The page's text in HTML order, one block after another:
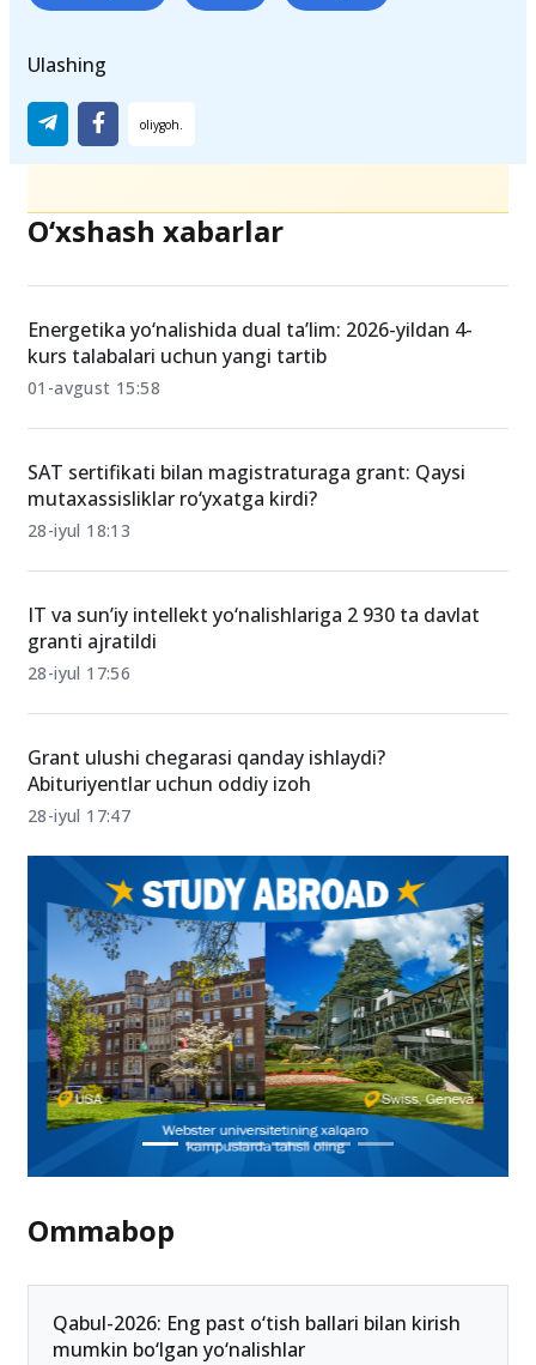
Ulashing
O‘xshash xabarlar
Energetika yo‘nalishida dual ta’lim: 2026-yildan 4-
kurs talabalari uchun yangi tartib
01-avgust 15:58
SAT sertifikati bilan magistraturaga grant: Qaysi
mutaxassisliklar ro‘yxatga kirdi?
28-iyul 18:13
IT va sun’iy intellekt yo‘nalishlariga 2 930 ta davlat
granti ajratildi
28-iyul 17:56
Grant ulushi chegarasi qanday ishlaydi?
Abituriyentlar uchun oddiy izoh
28-iyul 17:47
Ommabop
Qabul-2026: Eng past o‘tish ballari bilan kirish
mumkin bo‘lgan yo‘nalishlar